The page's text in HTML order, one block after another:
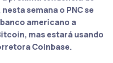
semana o PNC se
americano a
, mas estará usando
Coinbase.